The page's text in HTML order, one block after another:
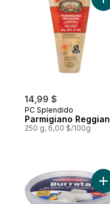
14,99 $
PC Splendido
Parmigiano
250 g, 6,00 $/100g